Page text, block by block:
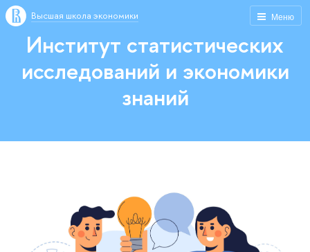
Меню
Высшая школа экономики
Институт статистических
исследований и экономики
знаний